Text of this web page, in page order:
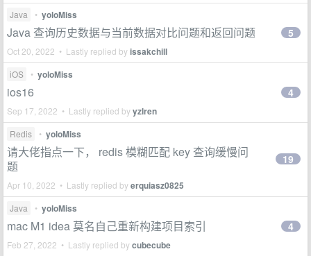
Java • yoloMiss
Java 查询历史数据与当前数据对比问题和返回问题
Oct 20, 2022 • Lastly replied byissakchill
5
iOS • yoloMiss
ios16
Sep 17, 2022 • Lastly replied byyzlren
4
Redis • yoloMiss
请大佬指点一下， redis 模糊匹配 key 查询缓慢问
题
Apr 10, 2022 • Lastly replied byerquiasz0825
19
Java • yoloMiss
mac M1 idea 莫名自己重新构建项目索引
Feb 27, 2022 • Lastly replied bycubecube
4